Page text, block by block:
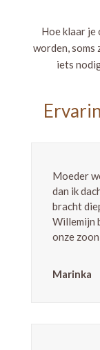
Hoe klaar je
worden, soms
iets
Moeder
dan ik
bracht
Willemijn
onze
Marinka